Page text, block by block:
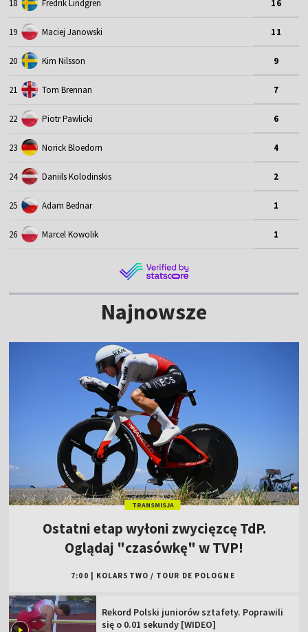
18 Fredrik Lindgren 16
19 Maciej Janowski 11
20 Kim Nilsson 9
21 Tom Brennan 7
22 Piotr Pawlicki 6
23 Norick Bloedorn 4
24 Daniils Kolodinskis 2
25 Adam Bednar 1
26 Marcel Kowolik 1
Najnowsze
TRANSMISJA
Ostatni etap wyłoni zwycięzcę TdP.
Oglądaj "czasówkę" w TVP!
7:00 KOLARSTWO / TOUR DE POLOGNE
Rekord Polski juniorów sztafety. Poprawili
się o 0.01 sekundy [WIDEO]